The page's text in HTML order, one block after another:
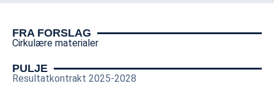
cirkularitet og effektiv ressourceudnyttelse.
Denne resultatkontrakt er støttet med 12 mio. kr. pr. år i
FRA FORSLAG
Cirkulære materialer
PULJE
Resultatkontrakt 2025-2028